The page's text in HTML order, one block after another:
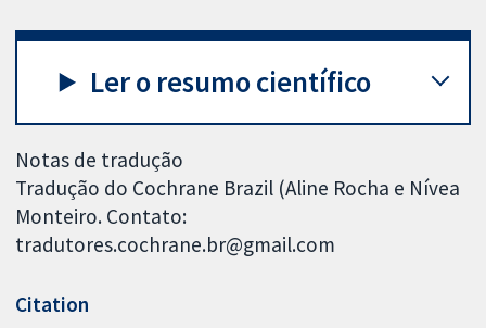
Ler o resumo científico
Notas de tradução
Tradução do Cochrane Brazil (Aline Rocha e Nívea
Monteiro. Contato:
tradutores.cochrane.br@gmail.com
Citation